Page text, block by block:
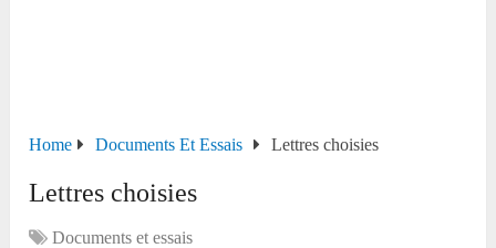
Home Documents Et Essais Lettres choisies
Lettres choisies
Documents et essais